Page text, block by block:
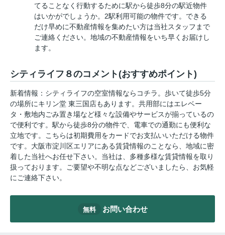
てることなく行動するために駅から徒歩8分の駅近物件
はいかがでしょうか。2駅利用可能の物件です。できる
だけ早めに不動産情報を集めたい方は当社スタッフまで
ご連絡ください。地域の不動産情報をいち早くお届けし
ます。
シティライフ８のコメント(おすすめポイント)
新着情報：シティライフの空室情報ならコチラ。歩いて徒歩5分
の場所にキリン堂 東三国店もあります。共用部にはエレベー
タ・敷地内ごみ置き場など様々な設備やサービスが揃っているの
で便利です。駅から徒歩8分の物件で、電車での通勤にも便利な
立地です。こちらは初期費用をカードでお支払いいただける物件
です。大阪市淀川区エリアにある賃貸情報のことなら、地域に密
着した当社へお任せ下さい。当社は、多種多様な賃貸情報を取り
扱っております。ご要望や不明な点などございましたら、お気軽
にご連絡下さい。
無料 お問い合わせ